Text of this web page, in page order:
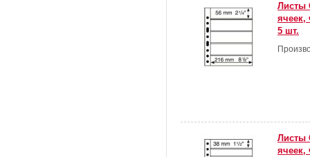
Листы
ячеек,
5 шт.
Листы
ячеек,